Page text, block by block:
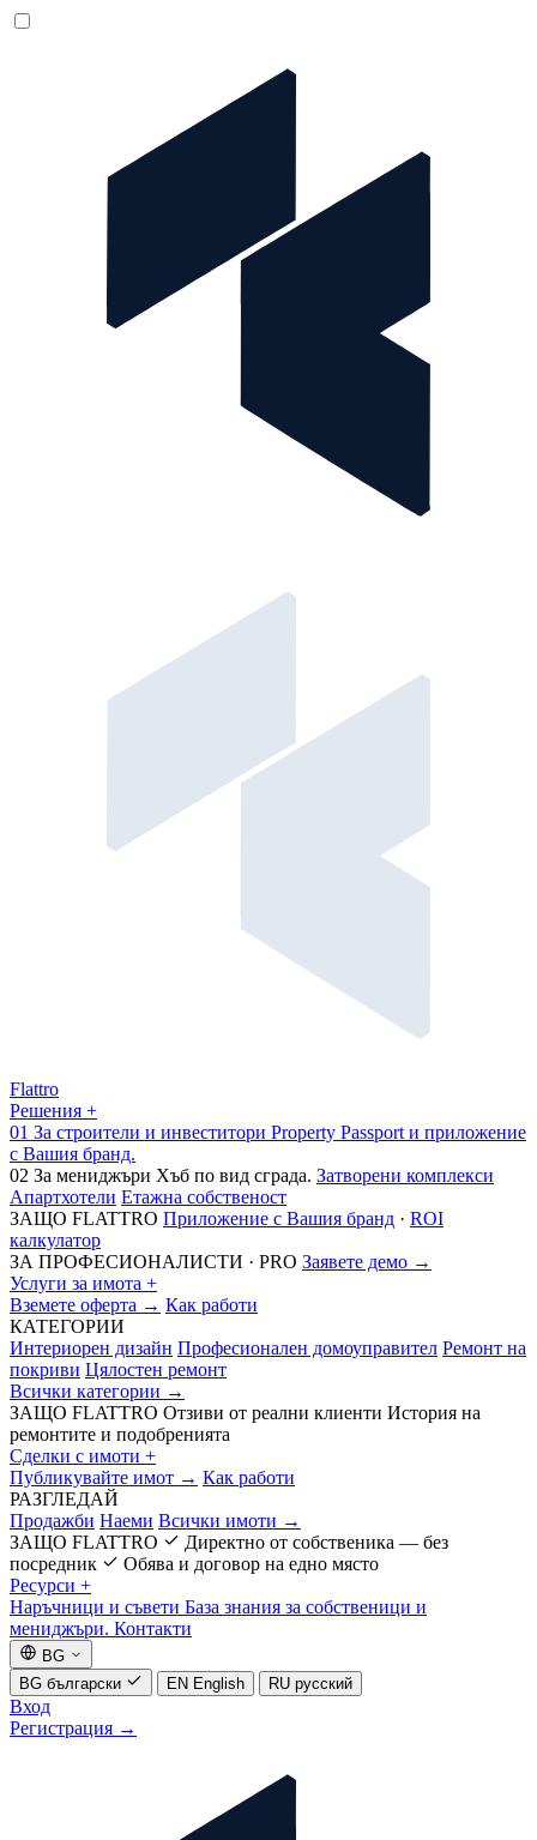
Flattro
Решения +
01 За строители и инвеститори Property Passport и приложение
с Вашия бранд.
02 За мениджъри Хъб по вид сграда. Затворени комплекси
Апартхотели Етажна собственост
ЗАЩО FLATTRO Приложение с Вашия бранд · ROI
калкулатор
ЗА ПРОФЕСИОНАЛИСТИ · PRO Заявете демо →
Услуги за имота +
Вземете оферта → Как работи
КАТЕГОРИИ
Интериорен дизайн Професионален домоуправител Ремонт на
покриви Цялостен ремонт
Всички категории →
ЗАЩО FLATTRO Отзиви от реални клиенти История на
ремонтите и подобренията
Сделки с имоти +
Публикувайте имот → Как работи
РАЗГЛЕДАЙ
Продажби Наеми Всички имоти →
ЗАЩО FLATTRO
Директно от собственика — без
посредник
Обява и договор на едно място
Ресурси +
Наръчници и съвети База знания за собственици и
мениджъри. Контакти
BG
BG български EN English RU русский
Вход
Регистрация →